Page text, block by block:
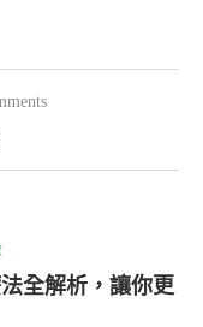
全解析，讓你更